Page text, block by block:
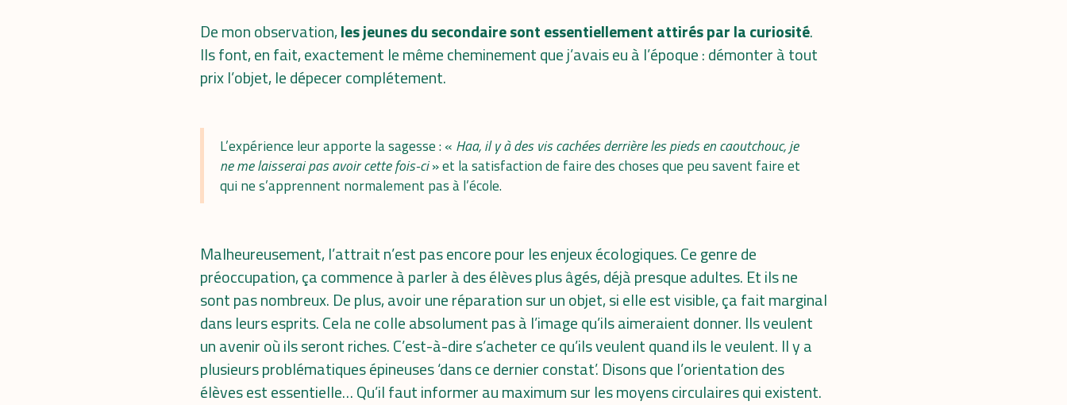
De mon observation,les jeunes du secondaire sont essentiellement attirés par la curiosité.
Ils font, en fait, exactement le même cheminement que j’avais eu à l’époque : démonter à tout
prix l’objet, le dépecer complétement.
L’expérience leur apporte la sagesse : « Haa, il y à des vis cachées derrière les pieds en caoutchouc, je
ne me laisserai pas avoir cette fois-ci» et la satisfaction de faire des choses que peu savent faire et
qui ne s’apprennent normalement pas à l’école.
Malheureusement, l’attrait n’est pas encore pour les enjeux écologiques. Ce genre de
préoccupation, ça commence à parler à des élèves plus âgés, déjà presque adultes. Et ils ne
sont pas nombreux. De plus, avoir une réparation sur un objet, si elle est visible, ça fait marginal
dans leurs esprits. Cela ne colle absolument pas à l’image qu’ils aimeraient donner. Ils veulent
un avenir où ils seront riches. C’est-à-dire s’acheter ce qu’ils veulent quand ils le veulent. Il y a
plusieurs problématiques épineuses ‘dans ce dernier constat’. Disons que l’orientation des
élèves est essentielle… Qu’il faut informer au maximum sur les moyens circulaires qui existent.